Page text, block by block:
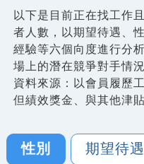
以下是目前正在找工作
者人數，以期望待遇、
經驗等六個向度進行分
場上的潛在競爭對手情況
資料來源：以會員履歷
但績效獎金、與其他津
性別 期望待遇